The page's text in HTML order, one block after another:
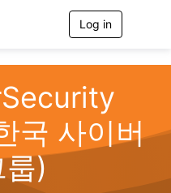
Log in
g
a
국 사이버
룹)